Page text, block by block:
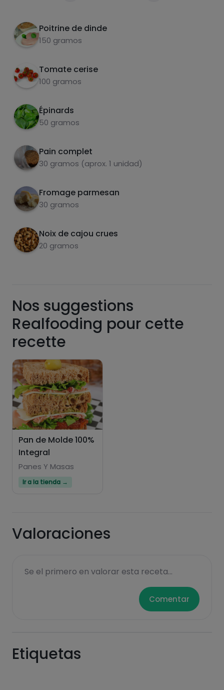
Poitrine de dinde
150 gramos
Tomate cerise
100 gramos
Épinards
50 gramos
Pain complet
30 gramos (aprox. 1 unidad)
Fromage parmesan
30 gramos
Noix de cajou crues
20 gramos
3 Préparer la sauce tzatziki. Ou l'acheter toute
prête (Mercadona)
4 Assembler la salade.
carbohydrates
graisses
sucres
Hazte PLUS para ver la información nutricional
de las recetas, y desbloquear muchas más
funcionalidades PLUS.
Pásate al PLUS
Nos suggestions
Realfooding pour cette
recette
Pan de Molde 100%
Integral
Panes Y Masas
Ir a la tienda →
Valoraciones
Se el primero en valorar esta receta...
Comentar
Etiquetas